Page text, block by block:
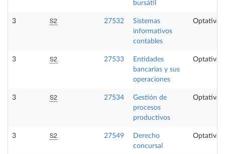
bursátil
3 S2 27532
Sistemas
informativos
contables
Optativa
3 S2 27533
Entidades
bancarias y sus
operaciones
Optativa
3 S2 27534
Gestión de
procesos
productivos
Optativa
3 S2 27549
Derecho
concursal
Optativa